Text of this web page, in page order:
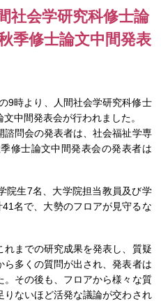
社会学研究科修士論
季修士論文中間発表
9時より、人間社会学研究科修士
中間発表会が行われました。
問会の発表者は、社会福祉学専
修士論文中間発表会の発表者は
生7名、大学院担当教員及び学
名で、大勢のフロアが見守るな
までの研究成果を発表し、質疑
多くの質問が出され、発表者は
その後も、フロアから様々な質
ないほど活発な議論が交わされ